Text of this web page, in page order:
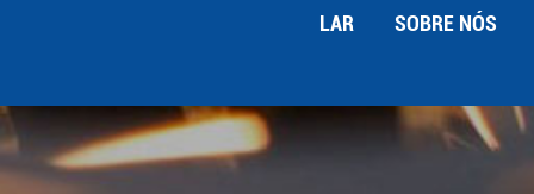
LAR SOBRE NÓS